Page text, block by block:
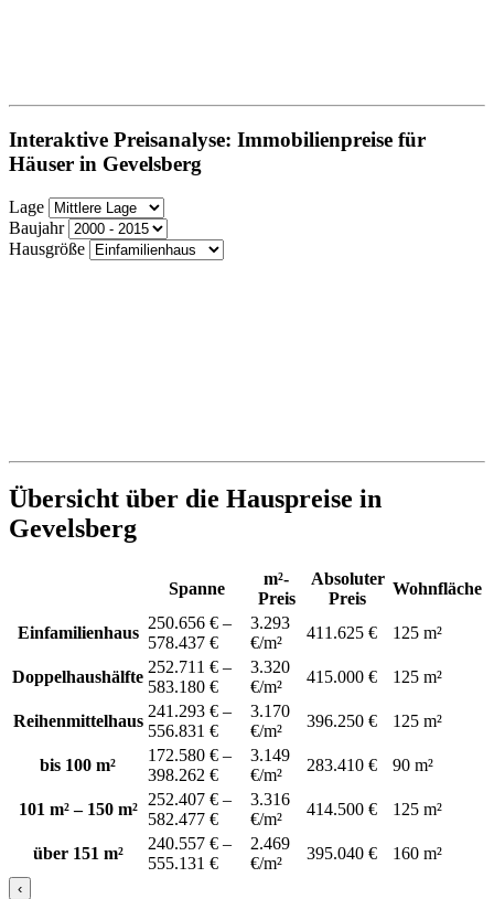
Interaktive Preisanalyse: Immobilienpreise für
Häuser in Gevelsberg
Lage
Baujahr
Hausgröße
Übersicht über die Hauspreise in
Gevelsberg
Spanne
m²-
Preis
Absoluter
Preis
Wohnfläche
Einfamilienhaus
250.656 € –
578.437 €
3.293
€/m²
411.625 € 125 m²
Doppelhaushälfte
252.711 € –
583.180 €
3.320
€/m²
415.000 € 125 m²
Reihenmittelhaus
241.293 € –
556.831 €
3.170
€/m²
396.250 € 125 m²
bis 100 m²
172.580 € –
398.262 €
3.149
€/m²
283.410 € 90 m²
101 m² – 150 m²
252.407 € –
582.477 €
3.316
€/m²
414.500 € 125 m²
über 151 m²
240.557 € –
555.131 €
2.469
€/m²
395.040 € 160 m²
‹